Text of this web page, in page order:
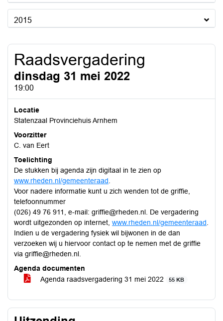
2015
Raadsvergadering
dinsdag 31 mei 2022
19:00
Locatie
Statenzaal Provinciehuis Arnhem
Voorzitter
C. van Eert
Toelichting
De stukken bij agenda zijn digitaal in te zien op
www.rheden.nl/gemeenteraad
Voor nadere informatie kunt u zich wenden tot de griffie,
telefoonnummer
(026) 49 76 911, e-mail: griffie@rheden.nl. De vergadering
wordt uitgezonden op internet, www.rheden.nl/gemeenteraad
Indien u de vergadering fysiek wil bijwonen in de dan
verzoeken wij u hiervoor contact op te nemen met de griffie
via griffie@rheden.nl.
Agenda documenten
Agenda raadsvergadering 31 mei 2022
55 KB